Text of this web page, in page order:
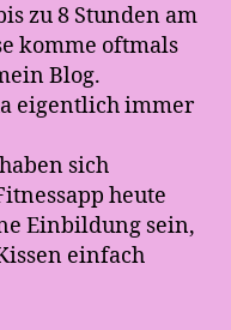
zu 8 Stunden am
komme oftmals
Blog.
eigentlich immer
sich
heute
Einbildung sein,
einfach